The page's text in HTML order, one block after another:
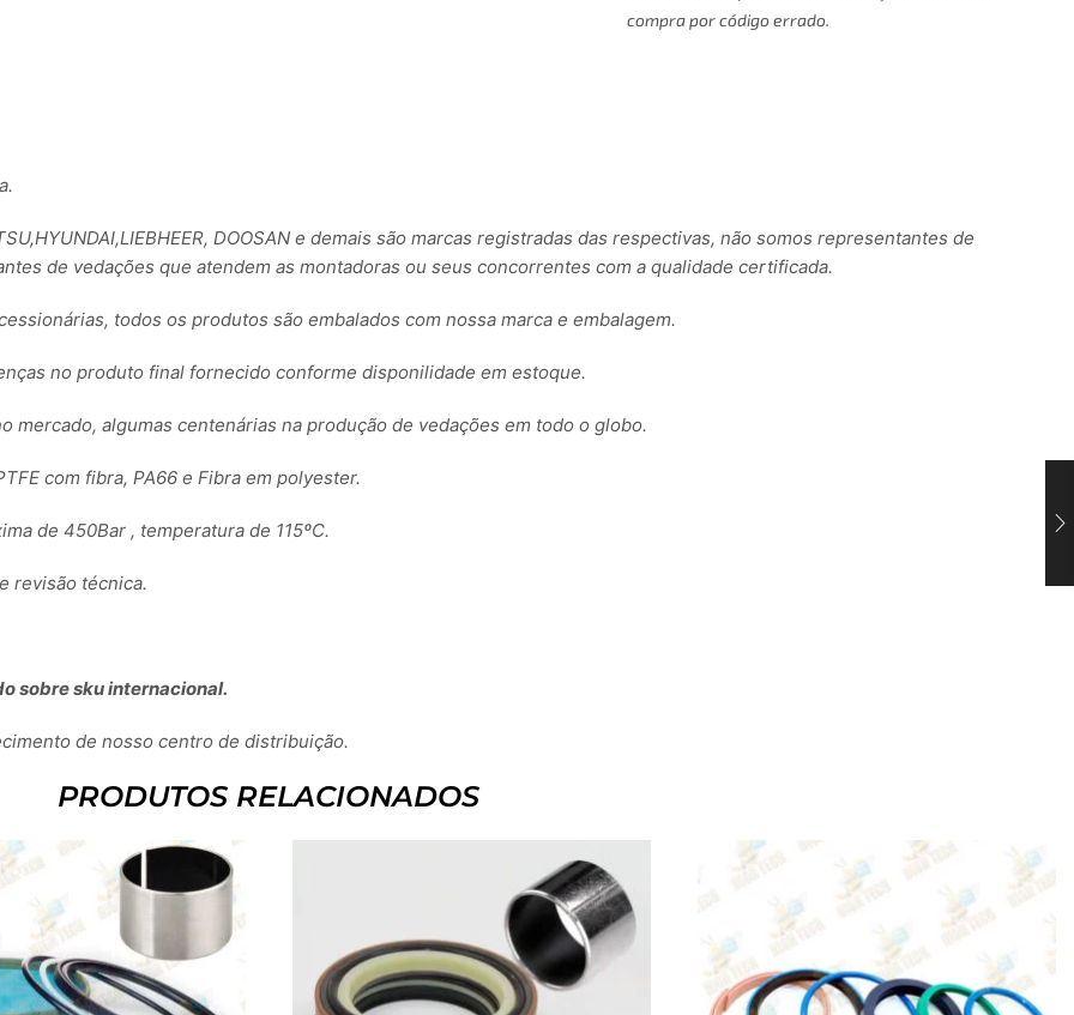
compra por código errado.
DOOSAN e demais são marcas registradas das respectivas, não somos representantes de
de vedações que atendem as montadoras ou seus concorrentes com a qualidade certificada.
todos os produtos são embalados com nossa marca e embalagem.
no produto final fornecido conforme disponilidade em estoque.
mercado, algumas centenárias na produção de vedações em todo o globo.
com fibra, PA66 e Fibra em polyester.
de 450Bar , temperatura de 115ºC.
revisão técnica.
sobre sku internacional.
de nosso centro de distribuição.
PRODUTOS RELACIONADOS